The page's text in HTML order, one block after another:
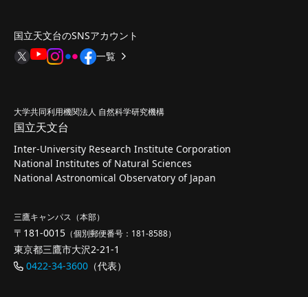
国立天文台のSNSアカウント
一覧
大学共同利用機関法人 自然科学研究機構
国立天文台
Inter-University Research Institute Corporation
National Institutes of Natural Sciences
National Astronomical Observatory of Japan
三鷹キャンパス（本部）
〒181-0015 （個別郵便番号：181-8588）
東京都三鷹市大沢2-21-1
0422-34-3600 （代表）